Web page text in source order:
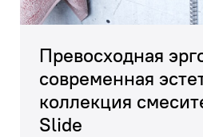
Превосходная
современная
коллекция
Slide